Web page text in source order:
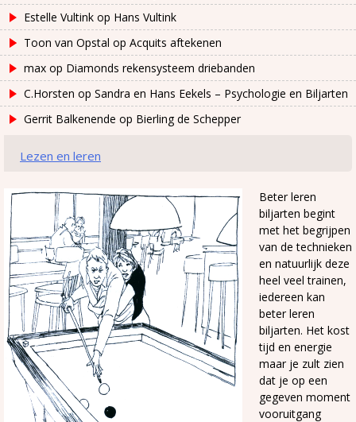
Estelle Vultink op Hans Vultink
Toon van Opstal op Acquits aftekenen
max op Diamonds rekensysteem driebanden
C.Horsten op Sandra en Hans Eekels – Psychologie en Biljarten
Gerrit Balkenende op Bierling de Schepper
Lezen en leren
Beter leren
biljarten begint
met het begrijpen
van de technieken
en natuurlijk deze
heel veel trainen,
iedereen kan
beter leren
biljarten. Het kost
tijd en energie
maar je zult zien
dat je op een
gegeven moment
vooruitgang